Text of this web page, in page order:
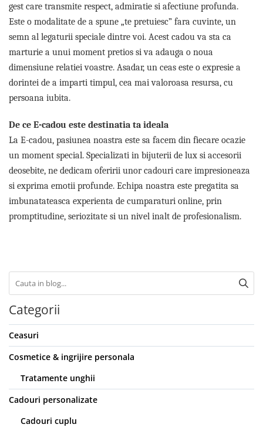
Cadouri pentru Doctori
Cadouri pentru Sfânta Maria
Martisoare
gest care transmite respect, admiratie si afectiune profunda.
Este o modalitate de a spune „te pretuiesc” fara cuvinte, un
semn al legaturii speciale dintre voi. Acest cadou va sta ca
marturie a unui moment pretios si va adauga o noua
dimensiune relatiei voastre. Asadar, un ceas este o expresie a
dorintei de a imparti timpul, cea mai valoroasa resursa, cu
persoana iubita.
De ce E-cadou este destinatia ta ideala
La E-cadou, pasiunea noastra este sa facem din fiecare ocazie
un moment special. Specializati in bijuterii de lux si accesorii
deosebite, ne dedicam oferirii unor cadouri care impresioneaza
si exprima emotii profunde. Echipa noastra este pregatita sa
imbunatateasca experienta de cumparaturi online, prin
promptitudine, seriozitate si un nivel inalt de profesionalism.
Categorii
Ceasuri
Cosmetice & ingrijire personala
Tratamente unghii
Cadouri personalizate
Cadouri cuplu